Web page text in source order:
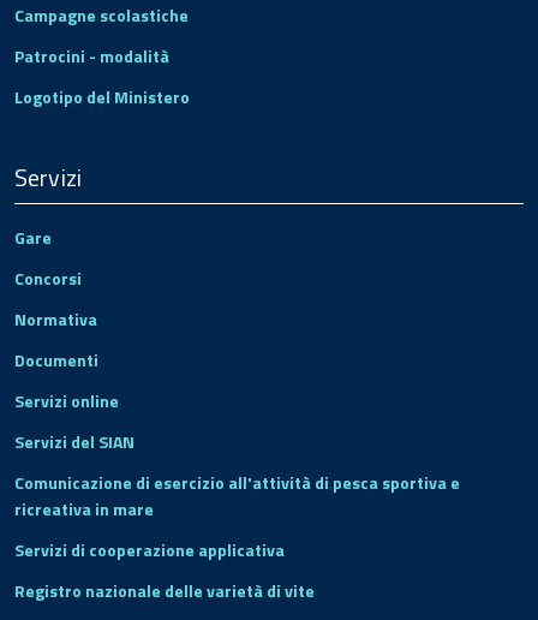
Campagne scolastiche
Patrocini - modalità
Logotipo del Ministero
Servizi
Gare
Concorsi
Normativa
Documenti
Servizi online
Servizi del SIAN
Comunicazione di esercizio all'attività di pesca sportiva e
ricreativa in mare
Servizi di cooperazione applicativa
Registro nazionale delle varietà di vite